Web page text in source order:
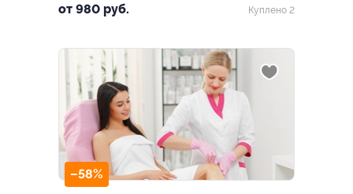
от 980 руб.
Куплено 2
–58%